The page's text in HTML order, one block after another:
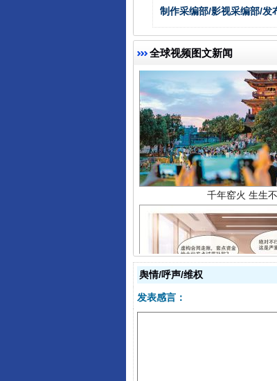
制作采编部/影视采编部/发
全球视频图文新闻
千年窑火 生生
舆情/呼声/维权
发表感言：